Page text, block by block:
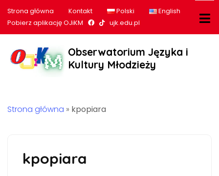
Strona główna Kontakt Polski
English
Pobierz aplikację OJiKM
Nasz profil na Facebook
Nasz profil na tiktok
ujk.edu.pl
Obserwatorium Języka i
Kultury Młodzieży
Strona główna » kpopiara
kpopiara